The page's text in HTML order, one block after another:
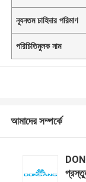
ন্যূনতম চাহিদার পরিমাণ
পরিচিতিমুলক নাম
আমাদের সম্পর্কে